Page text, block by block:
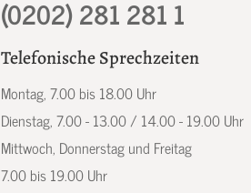
(0202) 281 281 1
Telefonische Sprechzeiten
Montag, 7.00 bis 18.00 Uhr
Dienstag, 7.00 - 13.00 / 14.00 - 19.00 Uhr
Mittwoch, Donnerstag und Freitag
7.00 bis 19.00 Uhr